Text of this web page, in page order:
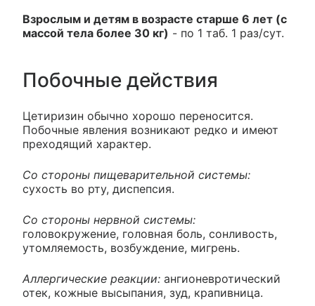
Взрослым и детям в возрасте старше 6 лет (с
массой тела более 30 кг) - по 1 таб. 1 раз/сут.
Побочные действия
Цетиризин обычно хорошо переносится.
Побочные явления возникают редко и имеют
преходящий характер.
Со стороны пищеварительной системы:
сухость во рту, диспепсия.
Со стороны нервной системы:
головокружение, головная боль, сонливость,
утомляемость, возбуждение, мигрень.
Аллергические реакции: ангионевротический
отек, кожные высыпания, зуд, крапивница.